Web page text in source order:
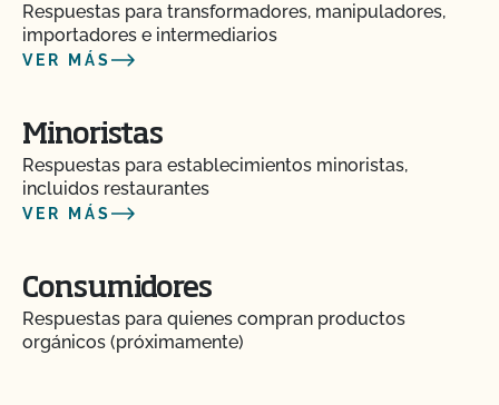
Respuestas para transformadores, manipuladores,
importadores e intermediarios
VER MÁS
Minoristas
Respuestas para establecimientos minoristas,
incluidos restaurantes
VER MÁS
Consumidores
Respuestas para quienes compran productos
orgánicos (próximamente)
¿Qué es el Plan del Sistema Orgánico (PSO)?
Seguridad Alimentaria?
¿Cuál es el proceso de renovación?
¿Qué DEBE figurar en la etiqueta de mi producto
orgánico certificado?